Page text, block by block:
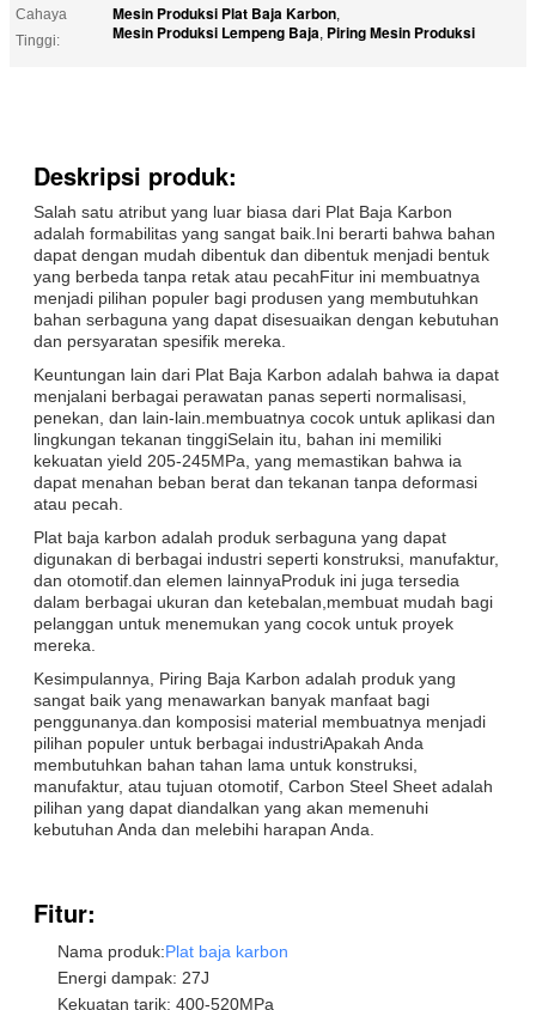
Cahaya
Tinggi:
Mesin Produksi Plat Baja Karbon,
Mesin Produksi Lempeng Baja, Piring Mesin Produksi
Deskripsi produk:
Salah satu atribut yang luar biasa dari Plat Baja Karbon
adalah formabilitas yang sangat baik.Ini berarti bahwa bahan
dapat dengan mudah dibentuk dan dibentuk menjadi bentuk
yang berbeda tanpa retak atau pecahFitur ini membuatnya
menjadi pilihan populer bagi produsen yang membutuhkan
bahan serbaguna yang dapat disesuaikan dengan kebutuhan
dan persyaratan spesifik mereka.
Keuntungan lain dari Plat Baja Karbon adalah bahwa ia dapat
menjalani berbagai perawatan panas seperti normalisasi,
penekan, dan lain-lain.membuatnya cocok untuk aplikasi dan
lingkungan tekanan tinggiSelain itu, bahan ini memiliki
kekuatan yield 205-245MPa, yang memastikan bahwa ia
dapat menahan beban berat dan tekanan tanpa deformasi
atau pecah.
Plat baja karbon adalah produk serbaguna yang dapat
digunakan di berbagai industri seperti konstruksi, manufaktur,
dan otomotif.dan elemen lainnyaProduk ini juga tersedia
dalam berbagai ukuran dan ketebalan,membuat mudah bagi
pelanggan untuk menemukan yang cocok untuk proyek
mereka.
Kesimpulannya, Piring Baja Karbon adalah produk yang
sangat baik yang menawarkan banyak manfaat bagi
penggunanya.dan komposisi material membuatnya menjadi
pilihan populer untuk berbagai industriApakah Anda
membutuhkan bahan tahan lama untuk konstruksi,
manufaktur, atau tujuan otomotif, Carbon Steel Sheet adalah
pilihan yang dapat diandalkan yang akan memenuhi
kebutuhan Anda dan melebihi harapan Anda.
Fitur:
Nama produk:Plat baja karbon
Energi dampak: 27J
Kekuatan tarik: 400-520MPa